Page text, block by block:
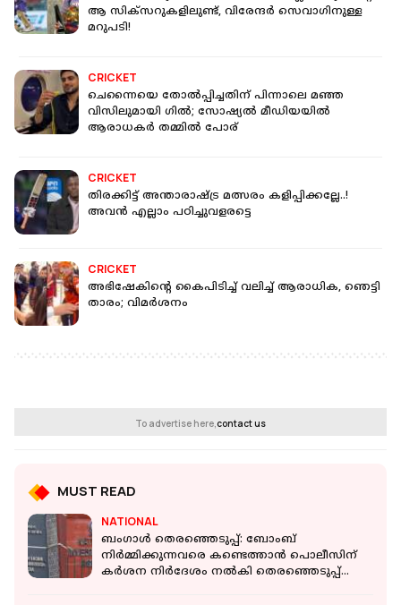
ആ സിക്‌സറുകളിലുണ്ട്, വിരേന്ദര്‍ സെവാഗിനുള്ള
മറുപടി!
CRICKET
ചെന്നൈയെ തോൽപ്പിച്ചതിന് പിന്നാലെ മഞ്ഞ
വിസിലുമായി ഗിൽ; സോഷ്യൽ മീഡിയയിൽ
ആരാധകർ തമ്മിൽ പോര്
CRICKET
തിരക്കിട്ട് അന്താരാഷ്ട്ര മത്സരം കളിപ്പിക്കല്ലേ..!
അവന്‍ എല്ലാം പഠിച്ചുവളരട്ടെ
CRICKET
അഭിഷേകിന്‍റെ കൈപിടിച്ച് വലിച്ച് ആരാധിക, ഞെട്ടി
താരം; വിമർശനം
To advertise here,contact us
MUST READ
NATIONAL
ബംഗാൾ തെരഞ്ഞെടുപ്പ്: ബോംബ്
നിർമ്മിക്കുന്നവരെ കണ്ടെത്താൻ പൊലീസിന്
കർശന നിർദേശം നൽകി തെരഞ്ഞെടുപ്പ്